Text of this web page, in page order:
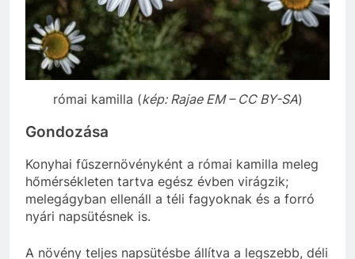
római kamilla (kép: Rajae EM – CC BY-SA)
Gondozása
Konyhai fűszernövényként a római kamilla meleg
hőmérsékleten tartva egész évben virágzik;
melegágyban ellenáll a téli fagyoknak és a forró
nyári napsütésnek is.
A növény teljes napsütésbe állítva a legszebb, déli